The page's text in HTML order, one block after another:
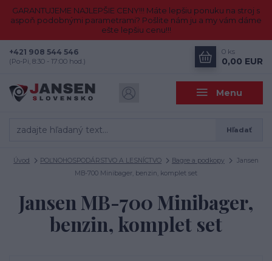
GARANTUJEME NAJLEPŠIE CENY!!! Máte lepšiu ponuku na stroj s
aspoň podobnými parametrami? Pošlite nám ju a my vám dáme
ešte lepšiu cenu!!!
Menu
Hľadať
+421 908 544 546
(Po-Pi, 8:30 - 17:00 hod.)
0 ks
0,00 EUR
Úvod POĽNOHOSPODÁRSTVO A LESNÍCTVO Bagre a podkopy
Jansen
MB-700 Minibager, benzin, komplet set
Jansen MB-700 Minibager,
benzin, komplet set